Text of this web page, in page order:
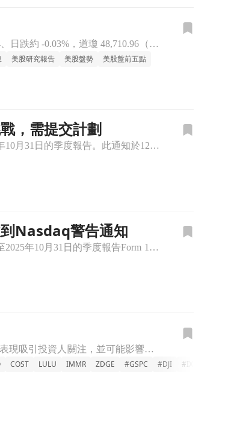
上週五（2025/12/26，美東時間）三大指數在歷史高檔附近小幅拉回：S&P 500 收在 6,929.94、日跌約 -0.03%，道瓊 48,710.96（-0.04%）、那指 23,59
美股研究報告 美股盤勢 美股盤前五點
，需提交計劃
Immersion Corporation(IMMR)近日收到納斯達克的合規警示通知，因未能按時提交截至2025年10月31日的季度報告。此通知於12月23日發出，之前公司已因未提交2025年4月30
Nasdaq警告通知
Immersion Corporation(IMMR)近日收到來自Nasdaq的警告通知，指出該公司未能按時提交截至2025年10月31日的季度報告Form 10-Q。此前，該公司也因未能按時提交截至
本週美股企業財報表現亮眼，十家公司中有九家超越盈餘預期，六家超過營收預期。這樣的表現吸引投資人關注，並可能影響聯準會的貨幣政策走向。德意志銀行的Henry Allen指出，市場對於美國經濟數據的正面反
COST LULU IMMR ZDGE #GSPC #DJI #IXIC